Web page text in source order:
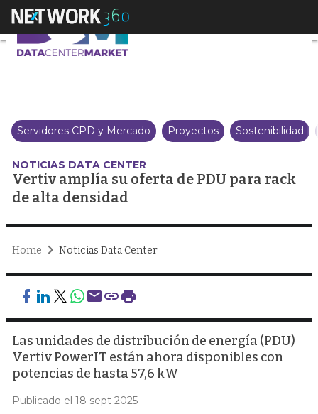
Vertiv amplía su oferta de PDU
Servidores CPD y Mercado Proyectos Sostenibilidad
NOTICIAS DATA CENTER
Vertiv amplía su oferta de PDU para rack
de alta densidad
Home Noticias Data Center
Las unidades de distribución de energía (PDU)
Vertiv PowerIT están ahora disponibles con
potencias de hasta 57,6 kW
Publicado el 18 sept 2025